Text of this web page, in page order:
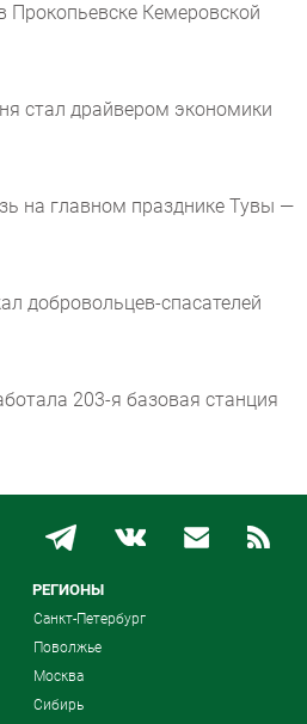
Прокопьевске Кемеровской
стал драйвером экономики
на главном празднике Тувы —
добровольцев-спасателей
203-я базовая станция
РЕГИОНЫ
Санкт-Петербург
Поволжье
Москва
Сибирь